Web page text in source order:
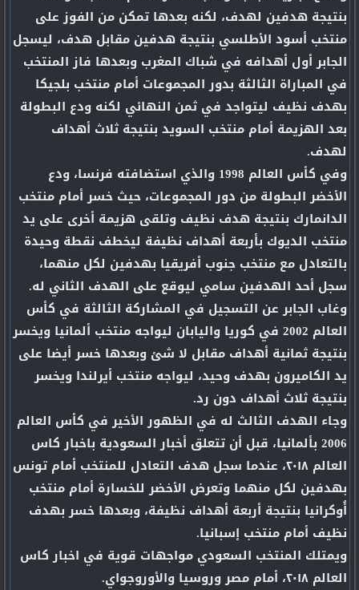
بنتيجة هدفين لهدف، لكنه بعدها تمكن من الفوز على
منتخب أسود الأطلسي بنتيجة هدفين مقابل هدف، ليسجل
الجابر أول أهدافه في شباك المغرب وبعدها فاز المنتخب
في المباراة الثالثة بدور المجموعات أمام منتخب بلجيكا
بهدف نظيف ليتواجد في ثمن النهائي لكنه ودع البطولة
بعد الهزيمة أمام منتخب السويد بنتيجة ثلاث أهداف
لهدف.
وفي كأس العالم 1998 والذي استضافته فرنسا، ودع
الأخضر البطولة من دور المجموعات، حيث خسر أمام منتخب
الدانمارك بنتيجة هدف نظيف وتلقى هزيمة أخرى على يد
منتخب الديوك بأربعة أهداف نظيفة ليخطف نقطة وحيدة
بالتعادل مع منتخب جنوب أفريقيا بهدفين لكل منهما،
سجل أحد الهدفين سامي ليوقع على الهدف الثاني له.
وغاب الجابر عن التسجيل في المشاركة الثالثة في كأس
العالم 2002 في كوريا واليابان ليواجه منتخب ألمانيا ويخسر
بنتيجة ثمانية أهداف مقابل لا شئ وبعدها خسر أيضا على
يد الكاميرون بهدف وحيد، ليواجه منتخب أيرلندا ويخسر
بنتيجة ثلاث أهداف دون رد.
وجاء الهدف الثالث له في الظهور الأخير في كأس العالم
2006 بألمانيا، قبل أن تتعلق أخبار السعودية باخبار كاس
العالم ٢٠١٨، عندما سجل هدف التعادل للمنتخب أمام تونس
بهدفين لكل منهما وتعرض الأخضر للخسارة أمام منتخب
أُوكرانيا بنتيجة أربعة أهداف نظيفة، وبعدها خسر بهدف
نظيف أمام منتخب إسبانيا.
ويمتلك المنتخب السعودي مواجهات قوية في اخبار كاس
العالم ٢٠١٨، أمام مصر وروسيا والأوروجواي.